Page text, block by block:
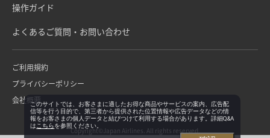
操作ガイド
よくあるご質問・お問い合わせ
ご利用規約
プライバシーポリシー
会社概要
Copyright©Japan Airlines. All rights reserved.
このサイトでは、お客さまに適したお得な商品やサービスの案内、広告配
信等を行う目的で、第三者から提供された位置情報や広告データなどの情
報をお客さまの個人データと結びつけて利用する場合があります。詳細Q&A
は こちらを参照ください。